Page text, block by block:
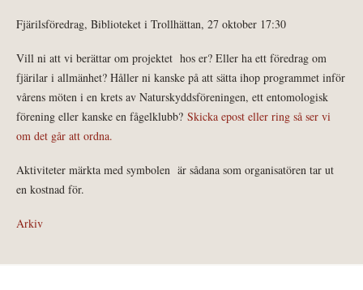
Fjärilsföredrag, Biblioteket i Trollhättan, 27 oktober 17:30
Vill ni att vi berättar om projektet hos er? Eller ha ett föredrag om
fjärilar i allmänhet? Håller ni kanske på att sätta ihop programmet inför
vårens möten i en krets av Naturskyddsföreningen, ett entomologisk
förening eller kanske en fågelklubb? Skicka epost eller ring så ser vi
om det går att ordna.
Aktiviteter märkta med symbolen är sådana som organisatören tar ut
en kostnad för.
Arkiv